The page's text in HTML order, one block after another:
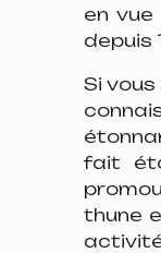
en
depuis
Si
fait
thune
activité